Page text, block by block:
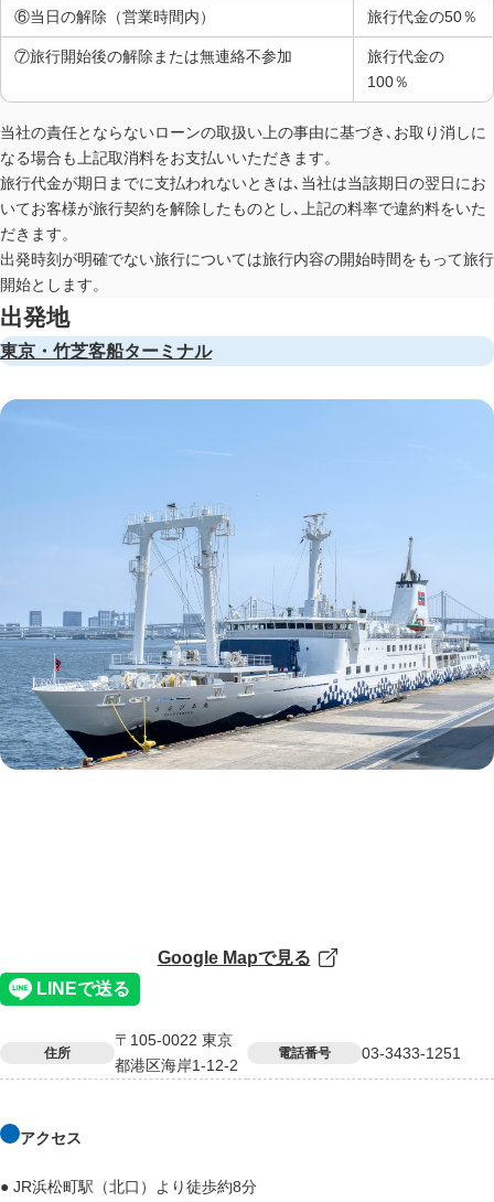
⑥当日の解除（営業時間内） 旅行代金の50％
⑦旅行開始後の解除または無連絡不参加
旅行代金の
100％
当社の責任とならないローンの取扱い上の事由に基づき､お取り消しに
なる場合も上記取消料をお支払いいただきます。
旅行代金が期日までに支払われないときは､当社は当該期日の翌日にお
いてお客様が旅行契約を解除したものとし､上記の料率で違約料をいた
だきます。
出発時刻が明確でない旅行については旅行内容の開始時間をもって旅行
開始とします。
出発地
東京・竹芝客船ターミナル
Google Mapで見る
住所
〒105-0022 東京
都港区海岸1-12-2
電話番号 03-3433-1251
アクセス
● JR浜松町駅（北口）より徒歩約8分